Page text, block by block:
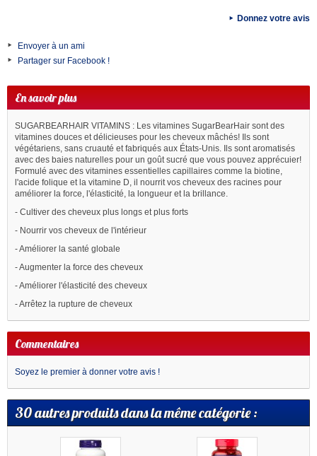
Donnez votre avis
Envoyer à un ami
Partager sur Facebook !
En savoir plus
SUGARBEARHAIR VITAMINS : Les vitamines SugarBearHair sont des
vitamines douces et délicieuses pour les cheveux mâchés! Ils sont
végétariens, sans cruauté et fabriqués aux États-Unis. Ils sont aromatisés
avec des baies naturelles pour un goût sucré que vous pouvez apprécuier!
Formulé avec des vitamines essentielles capillaires comme la biotine,
l'acide folique et la vitamine D, il nourrit vos cheveux des racines pour
améliorer la force, l'élasticité, la longueur et la brillance.
- Cultiver des cheveux plus longs et plus forts
- Nourrir vos cheveux de l'intérieur
- Améliorer la santé globale
- Augmenter la force des cheveux
- Améliorer l'élasticité des cheveux
- Arrêtez la rupture de cheveux
Commentaires
Soyez le premier à donner votre avis !
30 autres produits dans la même catégorie :